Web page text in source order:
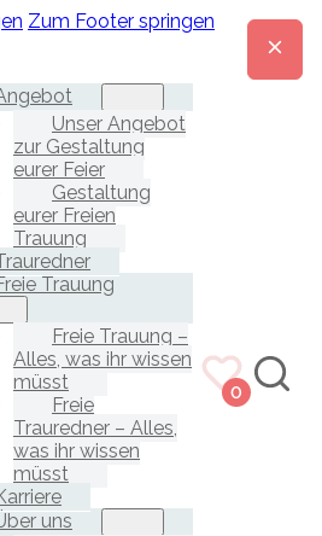
Zum Footer springen
Unser Angebot
zur Gestaltung
eurer Feier
Gestaltung
eurer Freien
Trauung
Trauung
Freie Trauung –
Alles, was ihr wissen
müsst
Freie
Trauredner – Alles,
was ihr wissen
müsst
uns
0